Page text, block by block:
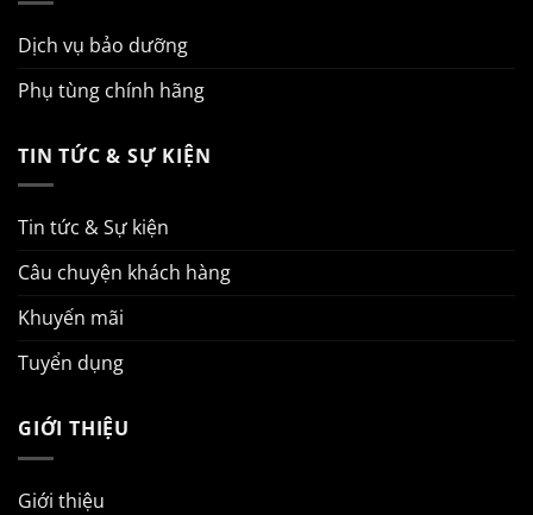
Dịch vụ bảo dưỡng
Phụ tùng chính hãng
TIN TỨC & SỰ KIỆN
Tin tức & Sự kiện
Câu chuyện khách hàng
Khuyến mãi
Tuyển dụng
GIỚI THIỆU
Giới thiệu